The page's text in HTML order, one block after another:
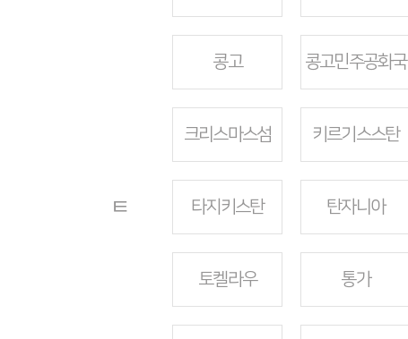
콩고 콩고민주공화국
크리스마스섬 키르기스스탄
ㅌ 타지키스탄 탄자니아
토켈라우 통가